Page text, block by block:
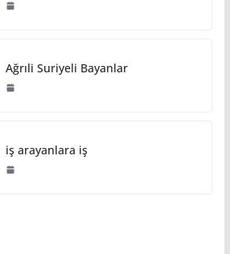
Ağrıli Suriyeli Bayanlar
iş arayanlara iş